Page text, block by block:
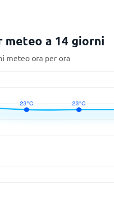
meteo a 14 giorni
meteo ora per ora